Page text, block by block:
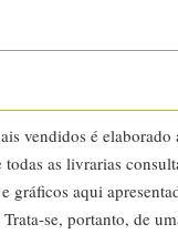
vendidos é elaborado
todas as livrarias
gráficos aqui
se, portanto, de